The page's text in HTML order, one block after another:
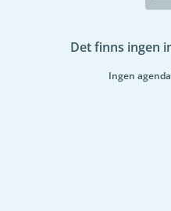
Det finns ingen
Ingen